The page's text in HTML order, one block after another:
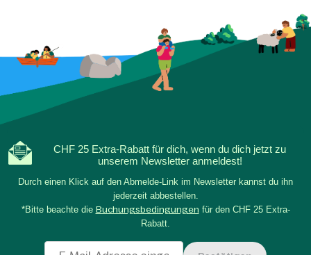
CHF 25 Extra-Rabatt für dich, wenn du dich jetzt zu
unserem Newsletter anmeldest!
Durch einen Klick auf den Abmelde-Link im Newsletter kannst du ihn
jederzeit abbestellen.
*Bitte beachte die Buchungsbedingungen für den CHF 25 Extra-
Rabatt.